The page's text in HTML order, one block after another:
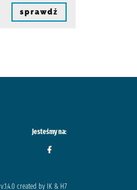
sprawdź
Jesteśmy na:
v.1.4.0 created by IK & H7